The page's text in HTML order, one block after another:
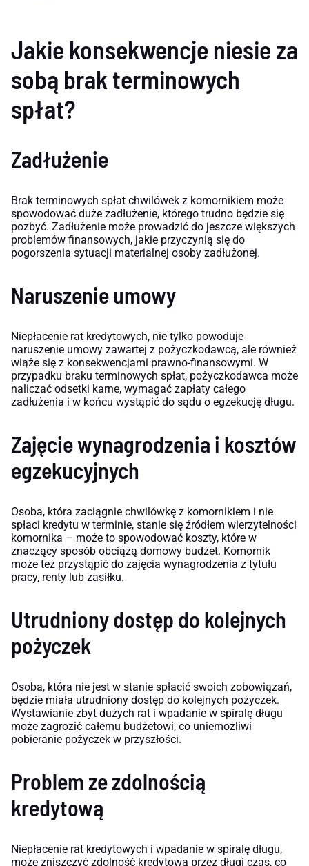
Jakie konsekwencje niesie za
sobą brak terminowych
spłat?
Zadłużenie
Brak terminowych spłat chwilówek z komornikiem może
spowodować duże zadłużenie, którego trudno będzie się
pozbyć. Zadłużenie może prowadzić do jeszcze większych
problemów finansowych, jakie przyczynią się do
pogorszenia sytuacji materialnej osoby zadłużonej.
Naruszenie umowy
Niepłacenie rat kredytowych, nie tylko powoduje
naruszenie umowy zawartej z pożyczkodawcą, ale również
wiąże się z konsekwencjami prawno-finansowymi. W
przypadku braku terminowych spłat, pożyczkodawca może
naliczać odsetki karne, wymagać zapłaty całego
zadłużenia i w końcu wystąpić do sądu o egzekucję długu.
Zajęcie wynagrodzenia i kosztów
egzekucyjnych
Osoba, która zaciągnie chwilówkę z komornikiem i nie
spłaci kredytu w terminie, stanie się źródłem wierzytelności
komornika – może to spowodować koszty, które w
znaczący sposób obciążą domowy budżet. Komornik
może też przystąpić do zajęcia wynagrodzenia z tytułu
pracy, renty lub zasiłku.
Utrudniony dostęp do kolejnych
pożyczek
Osoba, która nie jest w stanie spłacić swoich zobowiązań,
będzie miała utrudniony dostęp do kolejnych pożyczek.
Wystawianie zbyt dużych rat i wpadanie w spiralę długu
może zagrozić całemu budżetowi, co uniemożliwi
pobieranie pożyczek w przyszłości.
Problem ze zdolnością
kredytową
Niepłacenie rat kredytowych i wpadanie w spiralę długu,
może zniszczyć zdolność kredytową przez długi czas, co